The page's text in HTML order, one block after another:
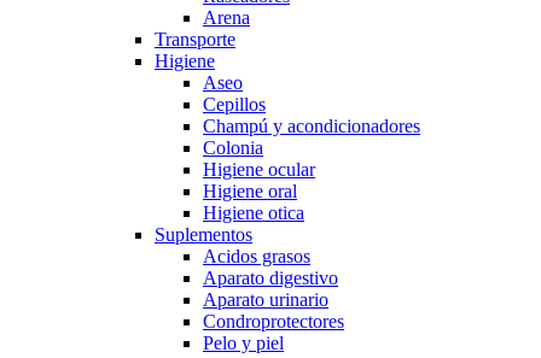
Arena
Transporte
Higiene
Aseo
Cepillos
Champú y acondicionadores
Colonia
Higiene ocular
Higiene oral
Higiene otica
Suplementos
Acidos grasos
Aparato digestivo
Aparato urinario
Condroprotectores
Pelo y piel